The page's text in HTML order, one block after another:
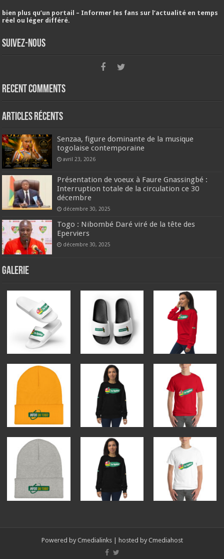
bien plus qu’un portail – Informer les fans sur l’actualité en temps
réel ou léger différé.
Suivez-nous
Recent Comments
Articles récents
Senzaa, figure dominante de la musique
togolaise contemporaine
avril 23, 2026
Présentation de voeux à Faure Gnassingbé :
Interruption totale de la circulation ce 30
décembre
décembre 30, 2025
Togo : Nibombé Daré viré de la tête des
Eperviers
décembre 30, 2025
GALERIE
Powered by Cmedialinks| hosted by Cmediahost